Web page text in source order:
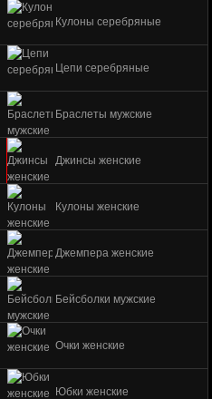
Кулоны серебряные
Цепи серебряные
Браслеты мужские
Джинсы женские
Кулоны женские
Джемпера женские
Бейсболки мужские
Очки женские
Юбки женские